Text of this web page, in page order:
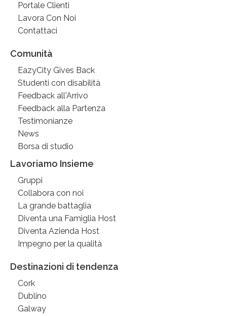
Portale Clienti
Lavora Con Noi
Contattaci
Comunità
EazyCity Gives Back
Studenti con disabilità
Feedback all'Arrivo
Feedback alla Partenza
Testimonianze
News
Borsa di studio
Lavoriamo Insieme
Gruppi
Collabora con noi
La grande battaglia
Diventa una Famiglia Host
Diventa Azienda Host
Impegno per la qualità
Destinazioni di tendenza
Cork
Dublino
Galway